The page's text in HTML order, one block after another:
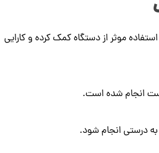
موثر از دستگاه کمک کرده و کارایی
انجام شده است.
به درستی انجام شود.